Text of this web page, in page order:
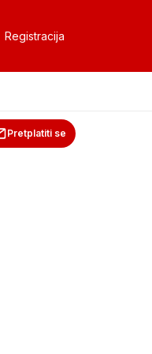
Registracija
Pretplatiti se